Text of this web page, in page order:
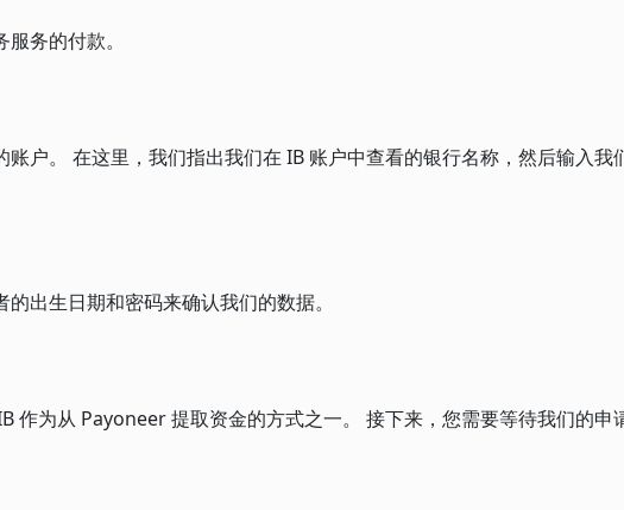
务的付款。
户。 在这里，我们指出我们在 IB 账户中查看的银行名称，然后输入我
出生日期和密码来确认我们的数据。
作为从 Payoneer 提取资金的方式之一。 接下来，您需要等待我们的申